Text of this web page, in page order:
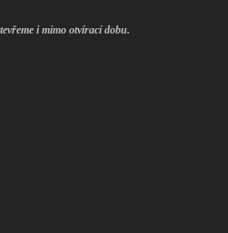
i mimo otvírací dobu.